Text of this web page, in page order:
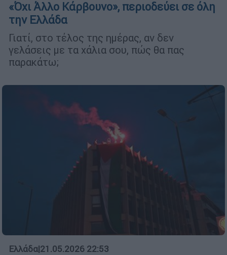
«Όχι Άλλο Κάρβουνο», περιοδεύει σε όλη
την Ελλάδα
Γιατί, στο τέλος της ημέρας, αν δεν
γελάσεις με τα χάλια σου, πώς θα πας
παρακάτω;
Ελλάδα|21.05.2026 22:53